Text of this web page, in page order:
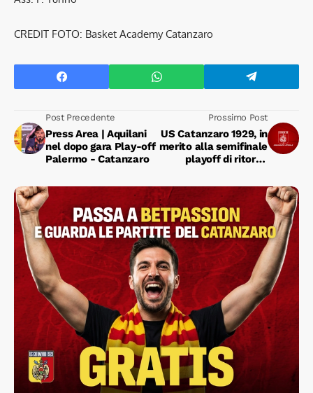
CREDIT FOTO: Basket Academy Catanzaro
Post Precedente
Press Area | Aquilani
nel dopo gara Play-off
Palermo - Catanzaro
Prossimo Post
US Catanzaro 1929, in
merito alla semifinale
playoff di ritorno